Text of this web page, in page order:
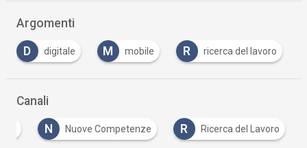
Argomenti
D digitale M mobile R ricerca del lavoro
Canali
N Nuove Competenze R Ricerca del Lavoro